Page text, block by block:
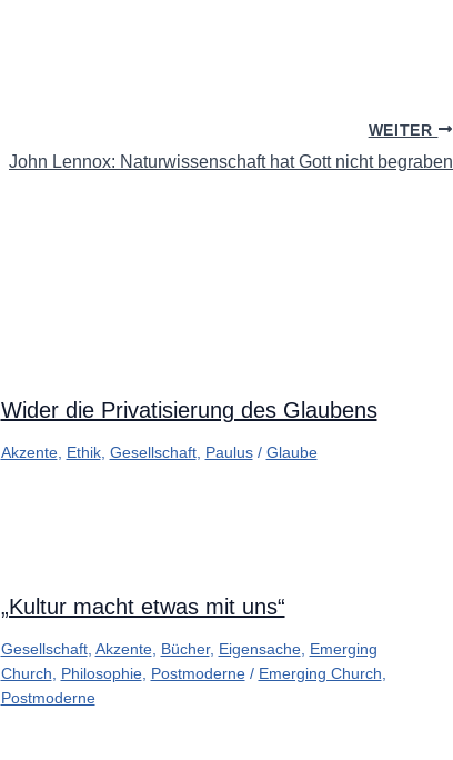
WEITER
John Lennox: Naturwissenschaft hat Gott nicht begraben
Wider die Privatisierung des Glaubens
Akzente, Ethik, Gesellschaft, Paulus/ Glaube
„Kultur macht etwas mit uns“
Gesellschaft, Akzente, Bücher, Eigensache, Emerging
Church
Philosophie, Postmoderne/ Emerging Church
Postmoderne